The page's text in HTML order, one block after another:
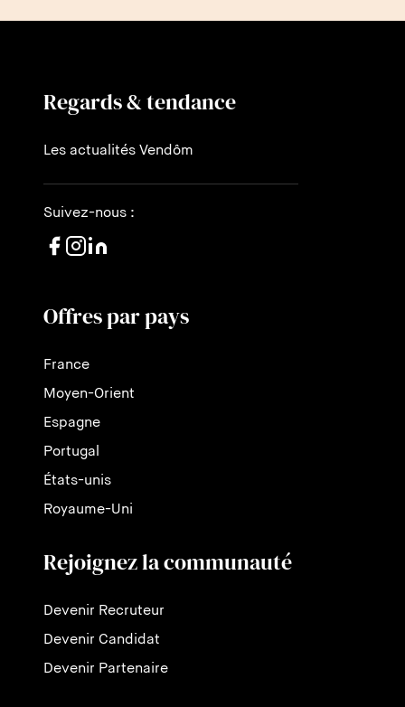
Regards & tendance
Les actualités Vendôm
Suivez-nous :
Offres par pays
France
Moyen-Orient
Espagne
Portugal
États-unis
Royaume-Uni
Rejoignez la communauté
Devenir Recruteur
Devenir Candidat
Devenir Partenaire